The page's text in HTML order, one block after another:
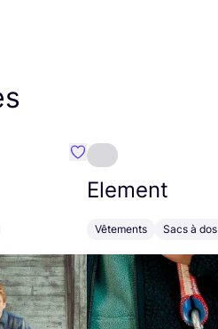
Préféré {nom}
Element
Vêtements Sacs à dos